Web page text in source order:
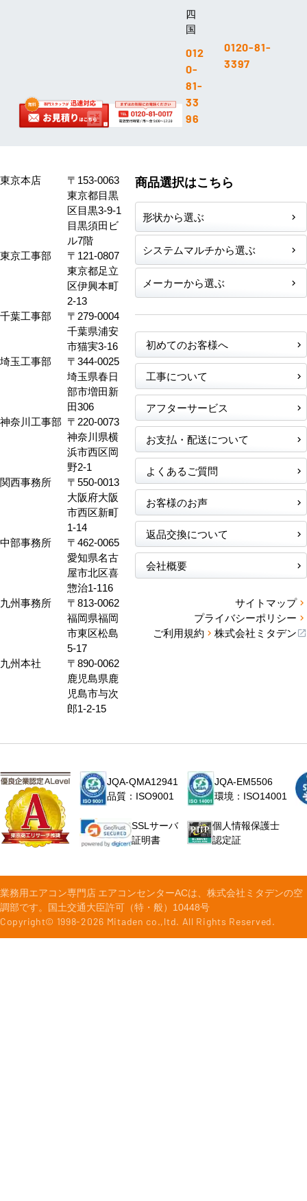
四
国
012
0-
81-
33
96
0120-81-
3397
東京本店
〒153-0063
東京都目黒
区目黒3-9-1
目黒須田ビ
ル7階
東京工事部
〒121-0807
東京都足立
区伊興本町
2-13
千葉工事部
〒279-0004
千葉県浦安
市猫実3-16
埼玉工事部
〒344-0025
埼玉県春日
部市増田新
田306
神奈川工事部 〒220-0073
神奈川県横
浜市西区岡
野2-1
関西事務所
〒550-0013
大阪府大阪
市西区新町
1-14
中部事務所
〒462-0065
愛知県名古
屋市北区喜
惣治1-116
九州事務所
〒813-0062
福岡県福岡
市東区松島
5-17
九州本社
〒890-0062
鹿児島県鹿
児島市与次
郎1-2-15
商品選択はこちら
形状から選ぶ
システムマルチから選ぶ
メーカーから選ぶ
初めてのお客様へ
工事について
アフターサービス
お支払・配送について
よくあるご質問
お客様のお声
返品交換について
会社概要
サイトマップ
プライバシーポリシー
ご利用規約
株式会社ミタデン
JQA-QMA12941
品質：ISO9001
JQA-EM5506
環境：ISO14001
SSLサーバ
証明書
個人情報保護士
認定証
業務用エアコン専門店 エアコンセンターACは、株式会社ミタデンの空
調部です。国土交通大臣許可（特・般）10448号
Copyright© 1998-2026 Mitaden co.,ltd. All Rights Reserved.